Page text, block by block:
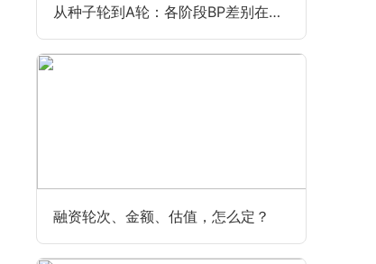
从种子轮到A轮：各阶段BP差别在哪？
融资轮次、金额、估值，怎么定？